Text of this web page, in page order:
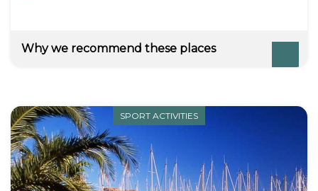
Bendor.
Why we recommend these places
SPORT ACTIVITIES